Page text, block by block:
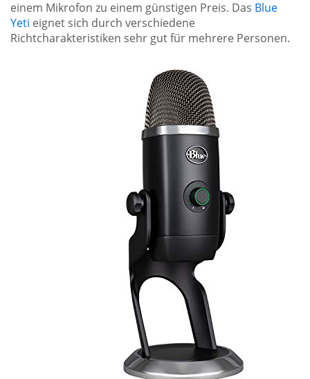
einem Mikrofon zu einem günstigen Preis. Das Blue
Yeti eignet sich durch verschiedene
Richtcharakteristiken sehr gut für mehrere Personen.